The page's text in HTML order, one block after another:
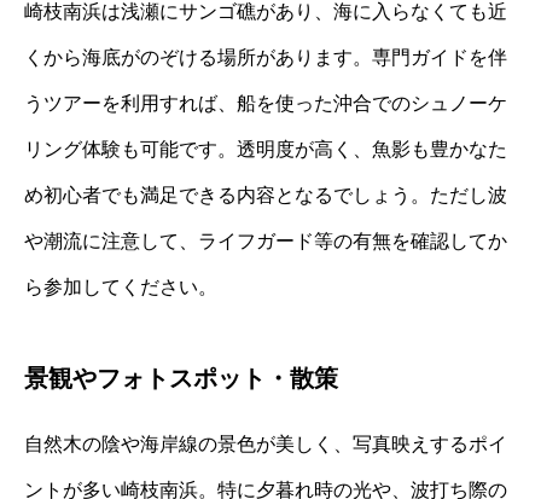
崎枝南浜は浅瀬にサンゴ礁があり、海に入らなくても近
くから海底がのぞける場所があります。専門ガイドを伴
うツアーを利用すれば、船を使った沖合でのシュノーケ
リング体験も可能です。透明度が高く、魚影も豊かなた
め初心者でも満足できる内容となるでしょう。ただし波
や潮流に注意して、ライフガード等の有無を確認してか
ら参加してください。
景観やフォトスポット・散策
自然木の陰や海岸線の景色が美しく、写真映えするポイ
ントが多い崎枝南浜。特に夕暮れ時の光や、波打ち際の